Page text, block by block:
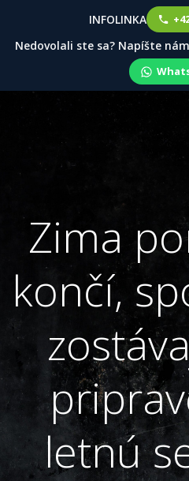
INFOLINKA
Nedovolali ste sa? Napíšte
Zima
končí,
letnú